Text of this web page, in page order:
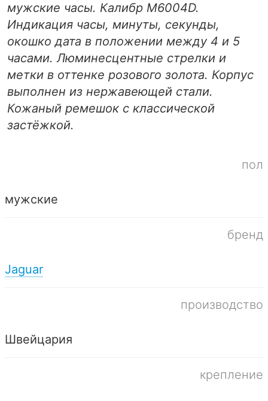
мужские часы. Калибр M6004D.
Индикация часы, минуты, секунды,
окошко дата в положении между 4 и 5
часами. Люминесцентные стрелки и
метки в оттенке розового золота. Корпус
выполнен из нержавеющей стали.
Кожаный ремешок с классической
застёжкой.
пол
мужские
бренд
Jaguar
производство
Швейцария
крепление